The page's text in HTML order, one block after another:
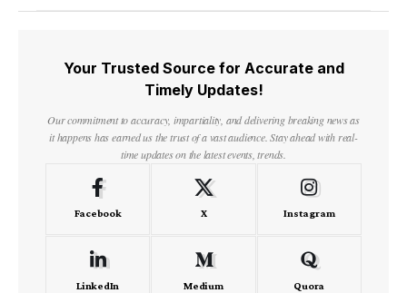
Your Trusted Source for Accurate and
Timely Updates!
Our commitment to accuracy, impartiality, and delivering breaking news as
it happens has earned us the trust of a vast audience. Stay ahead with real-
time updates on the latest events, trends.
Facebook X Instagram
LinkedIn Medium Quora